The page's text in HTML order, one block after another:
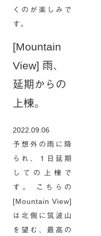
くのが楽しみで
す。
[Mountain
View] 雨、
延期からの
上棟。
2022.09.06
予想外の雨に降
られ、１日延期
しての上棟で
す。 こちらの
[Mountain View]
は北側に筑波山
を望む、最高の